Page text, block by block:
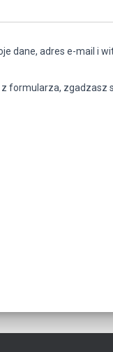
dane, adres e-mail i
z formularza, zgadzasz